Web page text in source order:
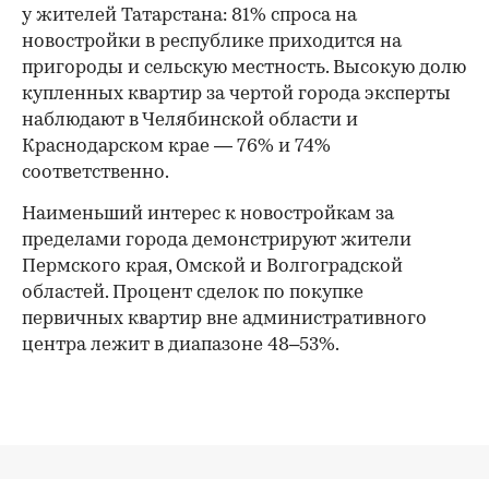
у жителей Татарстана: 81% спроса на
новостройки в республике приходится на
пригороды и сельскую местность. Высокую долю
купленных квартир за чертой города эксперты
наблюдают в Челябинской области и
Краснодарском крае — 76% и 74%
соответственно.
Наименьший интерес к новостройкам за
пределами города демонстрируют жители
Пермского края, Омской и Волгоградской
областей. Процент сделок по покупке
первичных квартир вне административного
центра лежит в диапазоне 48–53%.